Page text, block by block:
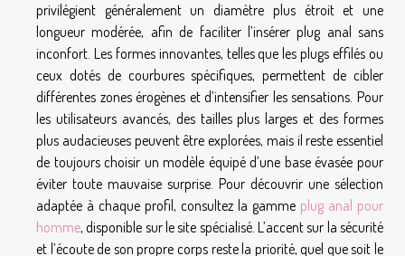
privilégient généralement un diamètre plus étroit et une
longueur modérée, afin de faciliter l’insérer plug anal sans
inconfort. Les formes innovantes, telles que les plugs effilés ou
ceux dotés de courbures spécifiques, permettent de cibler
différentes zones érogènes et d’intensifier les sensations. Pour
les utilisateurs avancés, des tailles plus larges et des formes
plus audacieuses peuvent être explorées, mais il reste essentiel
de toujours choisir un modèle équipé d’une base évasée pour
éviter toute mauvaise surprise. Pour découvrir une sélection
adaptée à chaque profil, consultez la gamme plug anal pour
homme, disponible sur le site spécialisé. L’accent sur la sécurité
et l’écoute de son propre corps reste la priorité, quel que soit le